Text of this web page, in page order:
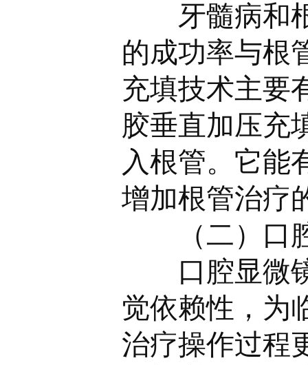
牙髓病和
的成功率与根
充填技术主要
胶垂直加压充
入根管。它能
增加根管治疗
（二）口
口腔显微
觉依赖性，为
治疗操作过程